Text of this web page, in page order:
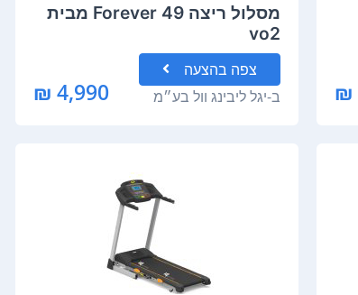
מסלול ריצה Forever 49 מבית
vo2
צפה בהצעה
ב-יגל ליבינג וול בע״מ 4,990 ₪